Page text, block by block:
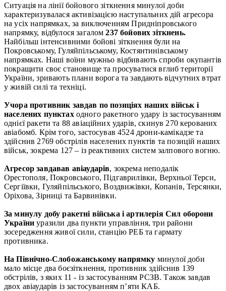
Ситуація на лінії бойового зіткнення минулої доби
характеризувалася активізацією наступальних дій агресора
на усіх напрямках, за виключенням Придніпровського
напрямку, відбулося загалом237 бойових зіткнень.
Найбільш інтенсивними бойові зіткнення були на
Покровському, Гуляйпільському, Костянтинівському
напрямках. Наші воїни мужньо відбивають спроби окупантів
покращити своє становище та просуватися вглиб території
України, зривають плани ворога та завдають відчутних втрат
у живій силі та техніці.
Учора противник завдав по позиціях наших військ і
населених пунктаходного ракетного удару із застосуванням
однієї ракети та 88 авіаційних ударів, скинув 270 керованих
авіабомб. Крім того, застосував 4524 дрони-камікадзе та
здійснив 2769 обстрілів населених пунктів та позицій наших
військ, зокрема 127 – із реактивних систем залпового вогню.
Агресор завдавав авіаударів, зокрема неподалік
Орестополя, Покровського, Підгаврилівки, Верхньої Терси,
Сергіївки, Гуляйпільського, Воздвижівки, Копанів, Терсянки,
Оріхова, Зірниці та Барвинівки.
За минулу добу ракетні війська і артилерія Сил оборони
Україниуразили два пункти управління, три райони
зосередження живої сили, станцію РЕБ та гармату
противника.
На Північно-Слобожанському напрямку минулої доби
мало місце два боєзіткнення, противник здійснив 139
обстрілів, з яких 11 - із застосуванням РСЗВ. Також завдав
двох авіаударів із застосуванням п’яти КАБ.